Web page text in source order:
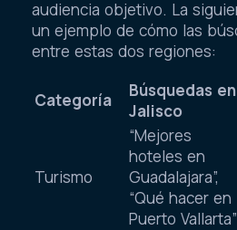
audiencia objetivo. La
un ejemplo de cómo las
entre estas dos regiones:
Categoría
Búsquedas en
Jalisco
Turismo
“Mejores
hoteles en
Guadalajara”,
“Qué hacer en
Puerto Vallarta”